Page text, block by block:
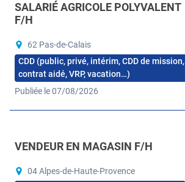
SALARIÉ AGRICOLE POLYVALENT
F/H
62 Pas-de-Calais
CDD (public, privé, intérim, CDD de mission,
contrat aidé, VRP, vacation…)
Publiée le 07/08/2026
VENDEUR EN MAGASIN F/H
04 Alpes-de-Haute-Provence